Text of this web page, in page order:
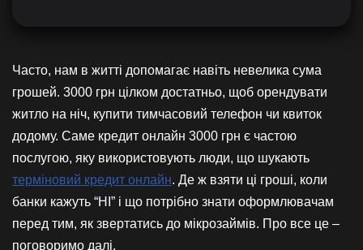
Часто, нам в житті допомагає навіть невелика сума
грошей. 3000 грн цілком достатньо, щоб орендувати
житло на ніч, купити тимчасовий телефон чи квиток
додому. Саме кредит онлайн 3000 грн є частою
послугою, яку використовують люди, що шукають
терміновий кредит онлайн. Де ж взяти ці гроші, коли
банки кажуть “НІ” і що потрібно знати оформлювачам
перед тим, як звертатись до мікрозаймів. Про все це –
поговоримо далі.